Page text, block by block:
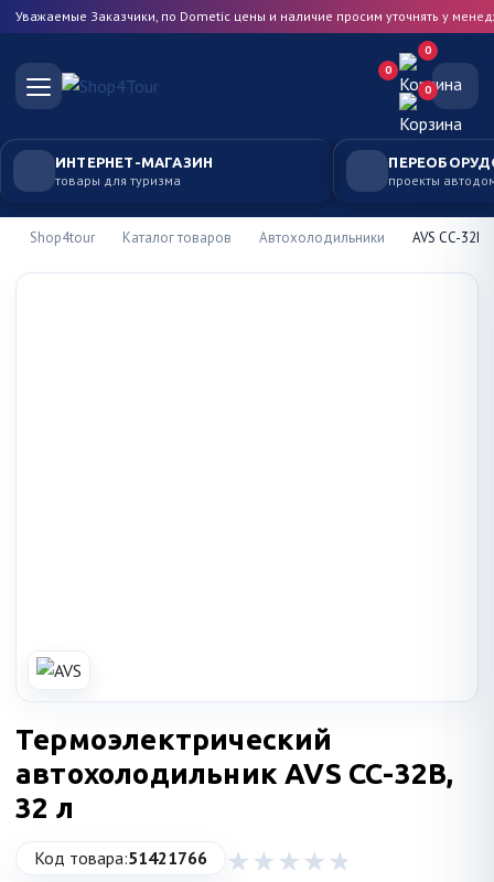
Уважаемые Заказчики, по Dometic цены и наличие просим уточнять у
0
0
0
ИНТЕРНЕТ-МАГАЗИН
товары для туризма проекты
Shop4tour Каталог товаров Автохолодильники AVS CC-32B
Термоэлектрический
автохолодильник AVS CC-32B,
32 л
Код товара:51421766